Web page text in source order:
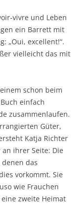
vivre und Leben
ein Barrett mit
„Oui, excellent!“.
vielleicht das mit
schon beim
einfach
zusammenlaufen.
Güter,
Katja Richter
ihrer Seite: Die
das
vorkommt. Sie
wie Frauchen
zweite Heimat